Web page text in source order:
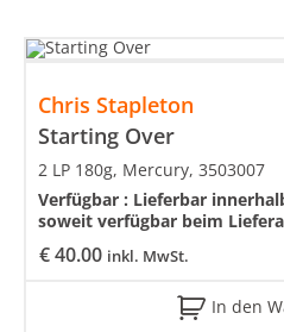
Chris Stapleton
Starting Over
€40.00 inkl. MwSt.
2 LP 180g, Mercury, 3503007
Verfügbar : Lieferbar
soweit verfügbar beim
In den